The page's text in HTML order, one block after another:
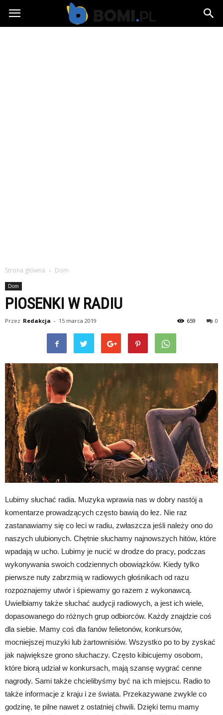
Bomi.pl
Strona główna Dom
Dom
PIOSENKI W RADIU
Przez Redakcja - 15 marca 2019 0
659
Lubimy słuchać radia. Muzyka wprawia nas w dobry nastój a
komentarze prowadzących często bawią do łez. Nie raz
zastanawiamy się co leci w radiu, zwłaszcza jeśli należy ono do
naszych ulubionych. Chętnie słuchamy najnowszych hitów, które
wpadają w ucho. Lubimy je nucić w drodze do pracy, podczas
wykonywania swoich codziennych obowiązków. Kiedy tylko
pierwsze nuty zabrzmią w radiowych głośnikach od razu
rozpoznajemy utwór i śpiewamy go razem z wykonawcą.
Uwielbiamy także słuchać audycji radiowych, a jest ich wiele,
dopasowanego do różnych grup odbiorców. Każdy znajdzie coś
dla siebie. Mamy coś dla fanów felietonów, konkursów,
mocniejszej muzyki lub żartownisiów. Wszystko po to by zyskać
jak największe grono słuchaczy. Często kibicujemy osobom,
które biorą udział w konkursach, mają szansę wygrać cenne
nagrody. Sami także chcielibyśmy być na ich miejscu. Radio to
także informacje z kraju i ze świata. Przekazywane zwykle co
godzinę, te pilne nawet z ostatniej chwili. Dzięki temu mamy